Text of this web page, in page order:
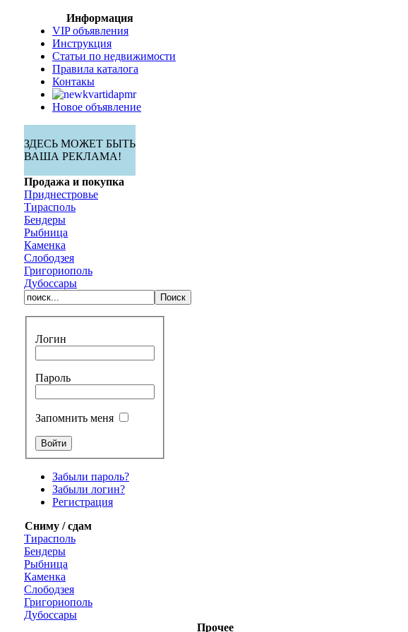
Информация
VIP объявления
Инструкция
Статьи по недвижимости
Правила каталога
Контакы
Новое объявление
ЗДЕСЬ МОЖЕТ БЫТЬ
ВАША РЕКЛАМА!
Продажа и покупка
Приднестровье
Тирасполь
Бендеры
Рыбница
Каменка
Слободзея
Григориополь
Дубоссары
Логин
Пароль
Запомнить меня
Забыли пароль?
Забыли логин?
Регистрация
Сниму / сдам
Тирасполь
Бендеры
Рыбница
Каменка
Слободзея
Григориополь
Дубоссары
Прочее